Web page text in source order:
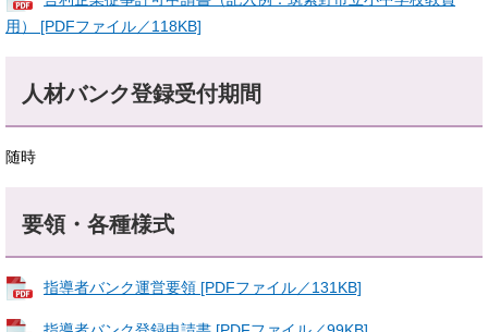
用） [PDFファイル／118KB]
人材バンク登録受付期間
随時
要領・各種様式
指導者バンク運営要領 [PDFファイル／131KB]